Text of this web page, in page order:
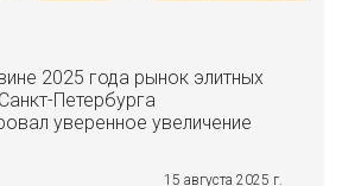
2025 года рынок элитных
Петербурга
уверенное увеличение
15 августа 2025 г.